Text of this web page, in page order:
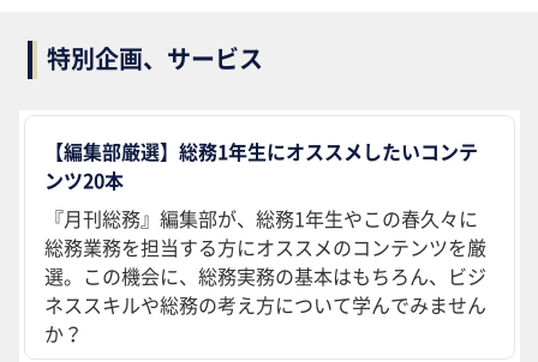
特別企画、サービス
【編集部厳選】総務1年生にオススメしたいコンテ
ンツ20本
『月刊総務』編集部が、総務1年生やこの春久々に
総務業務を担当する方にオススメのコンテンツを厳
選。この機会に、総務実務の基本はもちろん、ビジ
ネススキルや総務の考え方について学んでみません
か？